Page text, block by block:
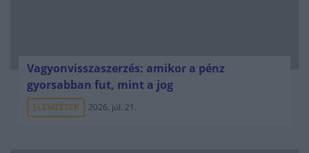
Vagyonvisszaszerzés: amikor a pénz
gyorsabban fut, mint a jog
ELEMZÉSEK 2026. júl. 21.